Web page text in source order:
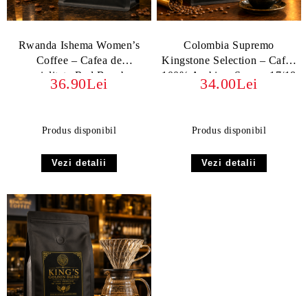
Rwanda Ishema Women’s
Coffee – Cafea de
specialitate Red Bourbon
36.90Lei
Produs disponibil
Vezi detalii
Colombia Supremo
Kingstone Selection – Cafea
100% Arabica, Screen 17/18
34.00Lei
Produs disponibil
Vezi detalii